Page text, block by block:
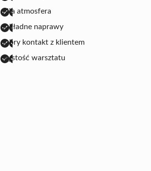
miła atmosfera
dokładne naprawy
dobry kontakt z klientem
czystość warsztatu